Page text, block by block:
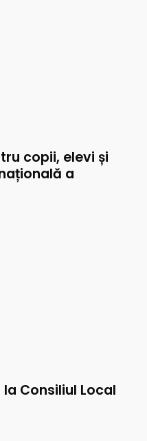
copii, elevi și
a
Consiliul Local